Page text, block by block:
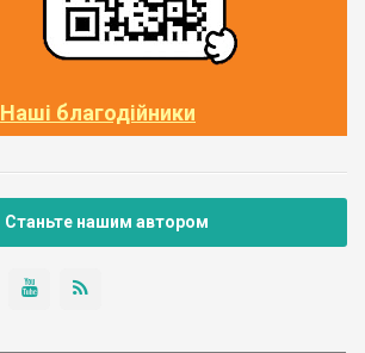
Наші благодійники
Станьте нашим автором